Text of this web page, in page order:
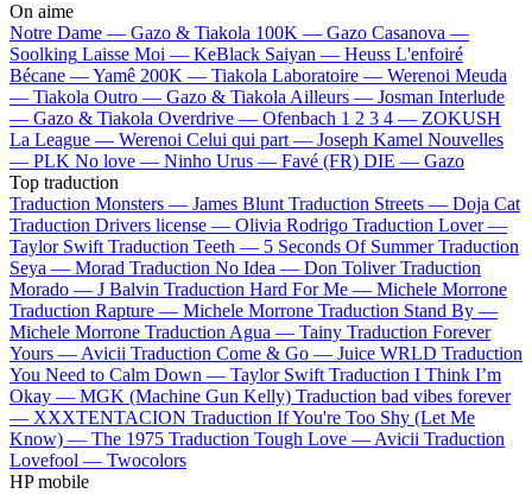
On aime
Notre Dame — Gazo & Tiakola 100K — Gazo Casanova —
Soolking Laisse Moi — KeBlack Saiyan — Heuss L'enfoiré
Bécane —Yamê 200K — Tiakola Laboratoire — Werenoi Meuda
— Tiakola Outro — Gazo & TiakolaAilleurs — Josman Interlude
— Gazo & Tiakola Overdrive — Ofenbach 1 2 3 4 — ZOKUSH
La League — Werenoi Celui qui part — Joseph Kamel Nouvelles
— PLK No love — Ninho Urus — Favé (FR) DIE — Gazo
Top traduction
Traduction Monsters — James Blunt Traduction Streets — Doja Cat
Traduction Drivers license — Olivia Rodrigo Traduction Lover —
Taylor Swift Traduction Teeth — 5 Seconds Of Summer Traduction
Seya — Morad Traduction No Idea — Don Toliver Traduction
Morado — J Balvin Traduction Hard For Me — Michele Morrone
Traduction Rapture — Michele Morrone Traduction Stand By —
Michele Morrone Traduction Agua — Tainy Traduction Forever
Yours —Avicii Traduction Come & Go — Juice WRLD Traduction
You Need to Calm Down — Taylor Swift Traduction I Think I’m
Okay — MGK (Machine Gun Kelly) Traduction bad vibes forever
— XXXTENTACION Traduction If You're Too Shy (Let Me
Know) — The 1975 Traduction Tough Love —Avicii Traduction
Lovefool — Twocolors
HP mobile